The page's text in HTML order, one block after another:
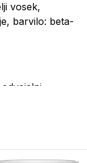
vosek,
barvilo: beta-
prekoračiti.